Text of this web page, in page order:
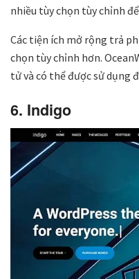
nhiều tùy chọn tùy chỉnh
Các tiện ích mở rộng trả
chọn tùy chỉnh hơn.
tử và có thể được sử dụng
6. Indigo